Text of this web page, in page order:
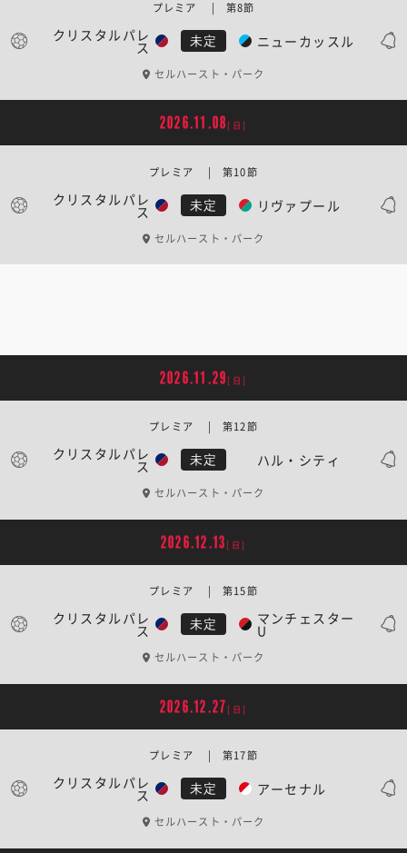
クリスタルパレ
ス 未定 ニューカッスル
プレミア | 第8節
セルハースト・パーク
2026.11.08 [日]
クリスタルパレ
ス 未定 リヴァプール
プレミア | 第10節
セルハースト・パーク
2026.11.29 [日]
クリスタルパレ
ス 未定 ハル・シティ
プレミア | 第12節
セルハースト・パーク
2026.12.13 [日]
クリスタルパレ
ス 未定 マンチェスター
U
プレミア | 第15節
セルハースト・パーク
2026.12.27 [日]
クリスタルパレ
ス 未定 アーセナル
プレミア | 第17節
セルハースト・パーク